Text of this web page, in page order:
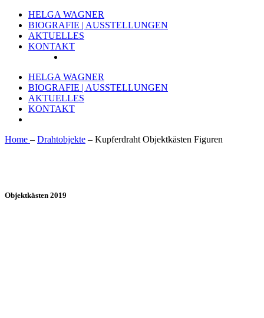
HELGA WAGNER
BIOGRAFIE | AUSSTELLUNGEN
AKTUELLES
KONTAKT
HELGA WAGNER
BIOGRAFIE | AUSSTELLUNGEN
AKTUELLES
KONTAKT
Home – Drahtobjekte – Kupferdraht Objektkästen Figuren
Objektkästen 2019